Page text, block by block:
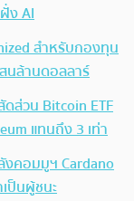
ง AI
สำหรับกองทุน
นล้านดอลลาร์
ส่วน Bitcoin ETF
แทนถึง 3 เท่า
คอมมูฯ Cardano
ป็นผู้ชนะ